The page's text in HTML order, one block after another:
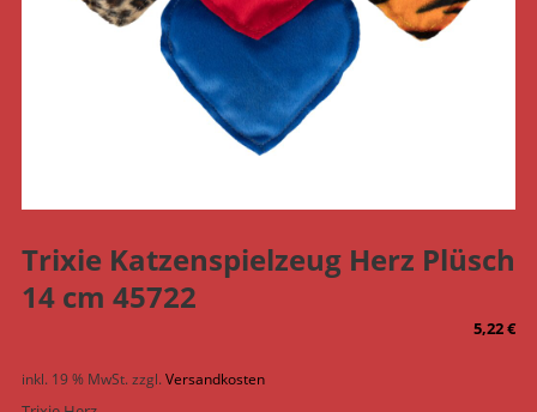
Trixie Katzenspielzeug Herz Plüsch
14 cm 45722
5,22€
inkl. 19 % MwSt. zzgl. Versandkosten